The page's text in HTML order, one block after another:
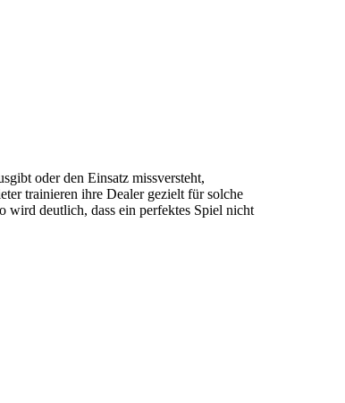
oder den Einsatz missversteht,
trainieren ihre Dealer gezielt für solche
wird deutlich, dass ein perfektes Spiel nicht